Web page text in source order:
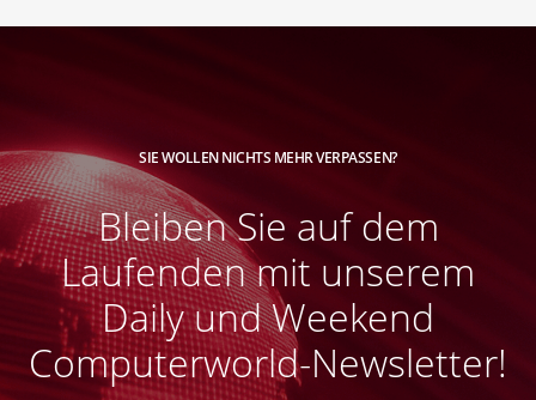
SIE WOLLEN NICHTS MEHR VERPASSEN?
Bleiben Sie auf dem
Laufenden mit unserem
Daily und Weekend
Computerworld-Newsletter!